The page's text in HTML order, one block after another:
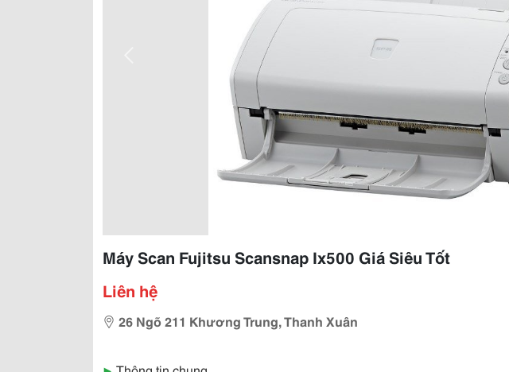
Máy Scan Fujitsu Scansnap Ix500 Giá Siêu Tốt
Liên hệ
26 Ngõ 211 Khương Trung, Thanh Xuân